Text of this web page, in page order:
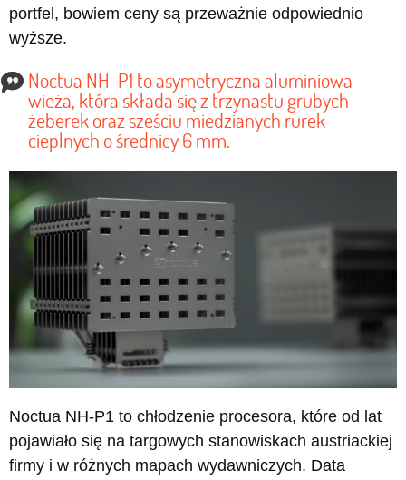
portfel, bowiem ceny są przeważnie odpowiednio
wyższe.
Noctua NH-P1 to asymetryczna aluminiowa
wieża, która składa się z trzynastu grubych
żeberek oraz sześciu miedzianych rurek
cieplnych o średnicy 6 mm.
Noctua NH-P1 to chłodzenie procesora, które od lat
pojawiało się na targowych stanowiskach austriackiej
firmy i w różnych mapach wydawniczych. Data